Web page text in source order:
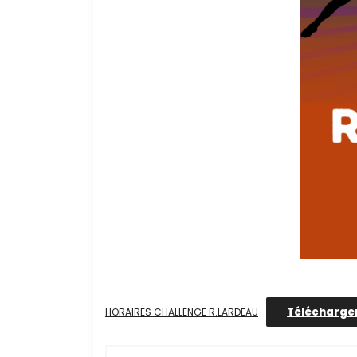
HORAIRES CHALLENGE R.LARDEAU